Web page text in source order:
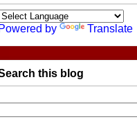
Powered by Translate
this blog